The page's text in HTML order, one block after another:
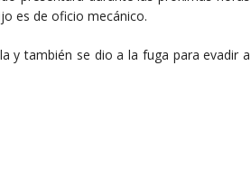
es de oficio mecánico.
y también se dio a la fuga para evadir a